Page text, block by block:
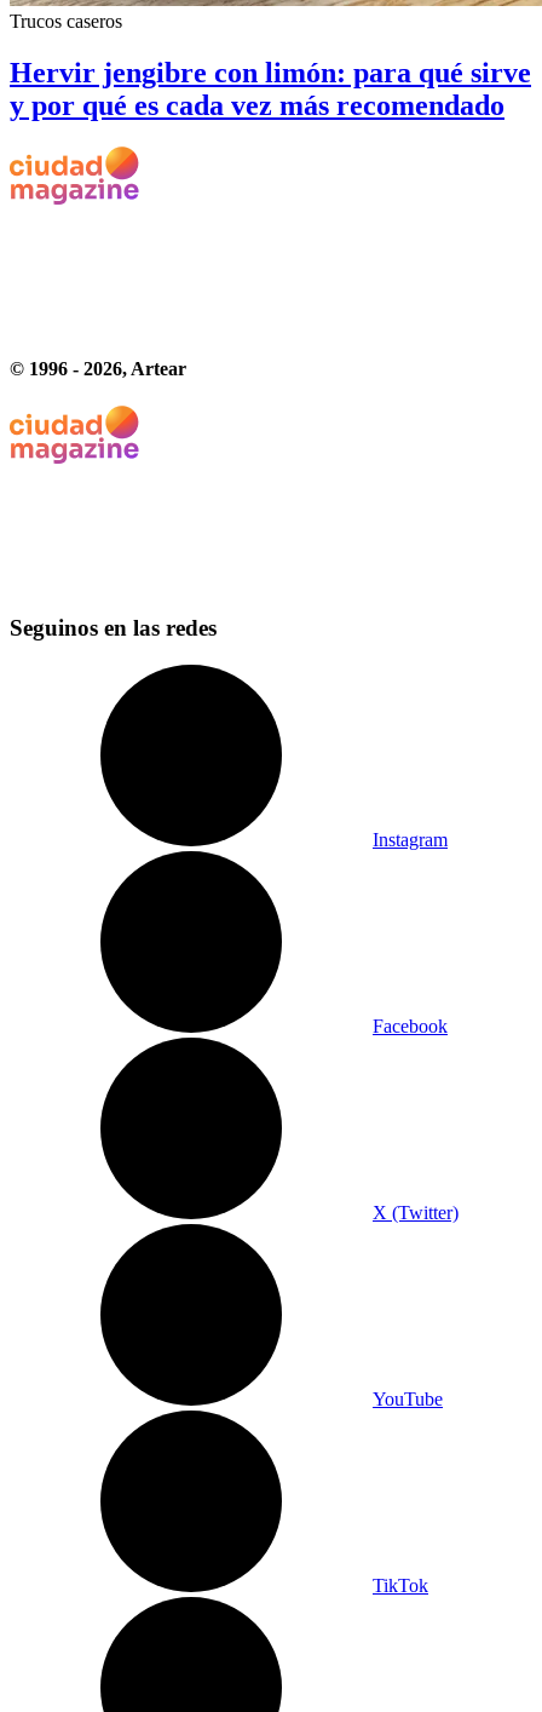
Trucos caseros
Hervir jengibre con limón: para qué sirve
y por qué es cada vez más recomendado
© 1996 - 2026, Artear
Seguinos en las redes
Instagram
Facebook
X (Twitter)
YouTube
TikTok